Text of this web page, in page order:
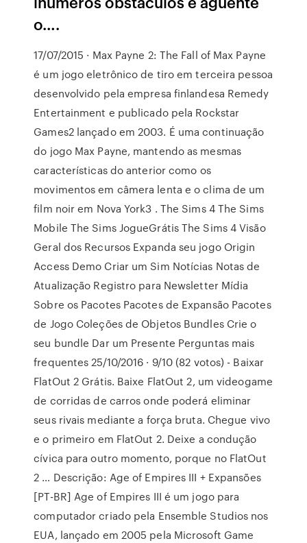
o….
17/07/2015 · Max Payne 2: The Fall of Max Payne
é um jogo eletrônico de tiro em terceira pessoa
desenvolvido pela empresa finlandesa Remedy
Entertainment e publicado pela Rockstar
Games2 lançado em 2003. É uma continuação
do jogo Max Payne, mantendo as mesmas
características do anterior como os
movimentos em câmera lenta e o clima de um
film noir em Nova York3 . The Sims 4 The Sims
Mobile The Sims JogueGrátis The Sims 4 Visão
Geral dos Recursos Expanda seu jogo Origin
Access Demo Criar um Sim Notícias Notas de
Atualização Registro para Newsletter Mídia
Sobre os Pacotes Pacotes de Expansão Pacotes
de Jogo Coleções de Objetos Bundles Crie o
seu bundle Dar um Presente Perguntas mais
frequentes 25/10/2016 · 9/10 (82 votos) - Baixar
FlatOut 2 Grátis. Baixe FlatOut 2, um videogame
de corridas de carros onde poderá eliminar
seus rivais mediante a força bruta. Chegue vivo
e o primeiro em FlatOut 2. Deixe a condução
cívica para outro momento, porque no FlatOut
2 … Descrição: Age of Empires III + Expansões
[PT-BR] Age of Empires III é um jogo para
computador criado pela Ensemble Studios nos
EUA, lançado em 2005 pela Microsoft Game